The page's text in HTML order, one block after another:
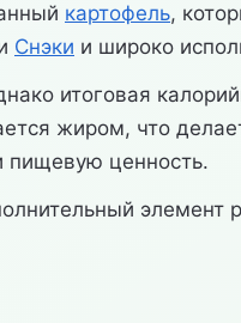
картофель,
Снэки и широко
итоговая
жиром, что
пищевую ценность.